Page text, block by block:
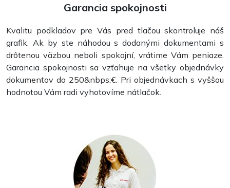
Garancia spokojnosti
Kvalitu podkladov pre Vás pred tlačou skontroluje náš
grafik. Ak by ste náhodou s dodanými dokumentami s
drôtenou väzbou neboli spokojní, vrátime Vám peniaze.
Garancia spokojnosti sa vzťahuje na všetky objednávky
dokumentov do 250&nbps;€. Pri objednávkach s vyššou
hodnotou Vám radi vyhotovíme nátlačok.